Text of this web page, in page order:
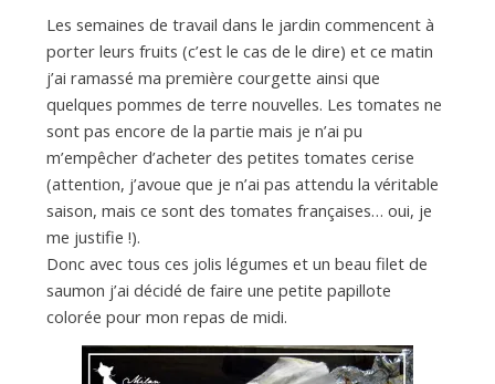
M
Les semaines de travail dans le jardin commencent à
porter leurs fruits (c’est le cas de le dire) et ce matin
j’ai ramassé ma première courgette ainsi que
quelques pommes de terre nouvelles. Les tomates ne
sont pas encore de la partie mais je n’ai pu
m’empêcher d’acheter des petites tomates cerise
(attention, j’avoue que je n’ai pas attendu la véritable
saison, mais ce sont des tomates françaises… oui, je
me justifie !).
Donc avec tous ces jolis légumes et un beau filet de
saumon j’ai décidé de faire une petite papillote
colorée pour mon repas de midi.